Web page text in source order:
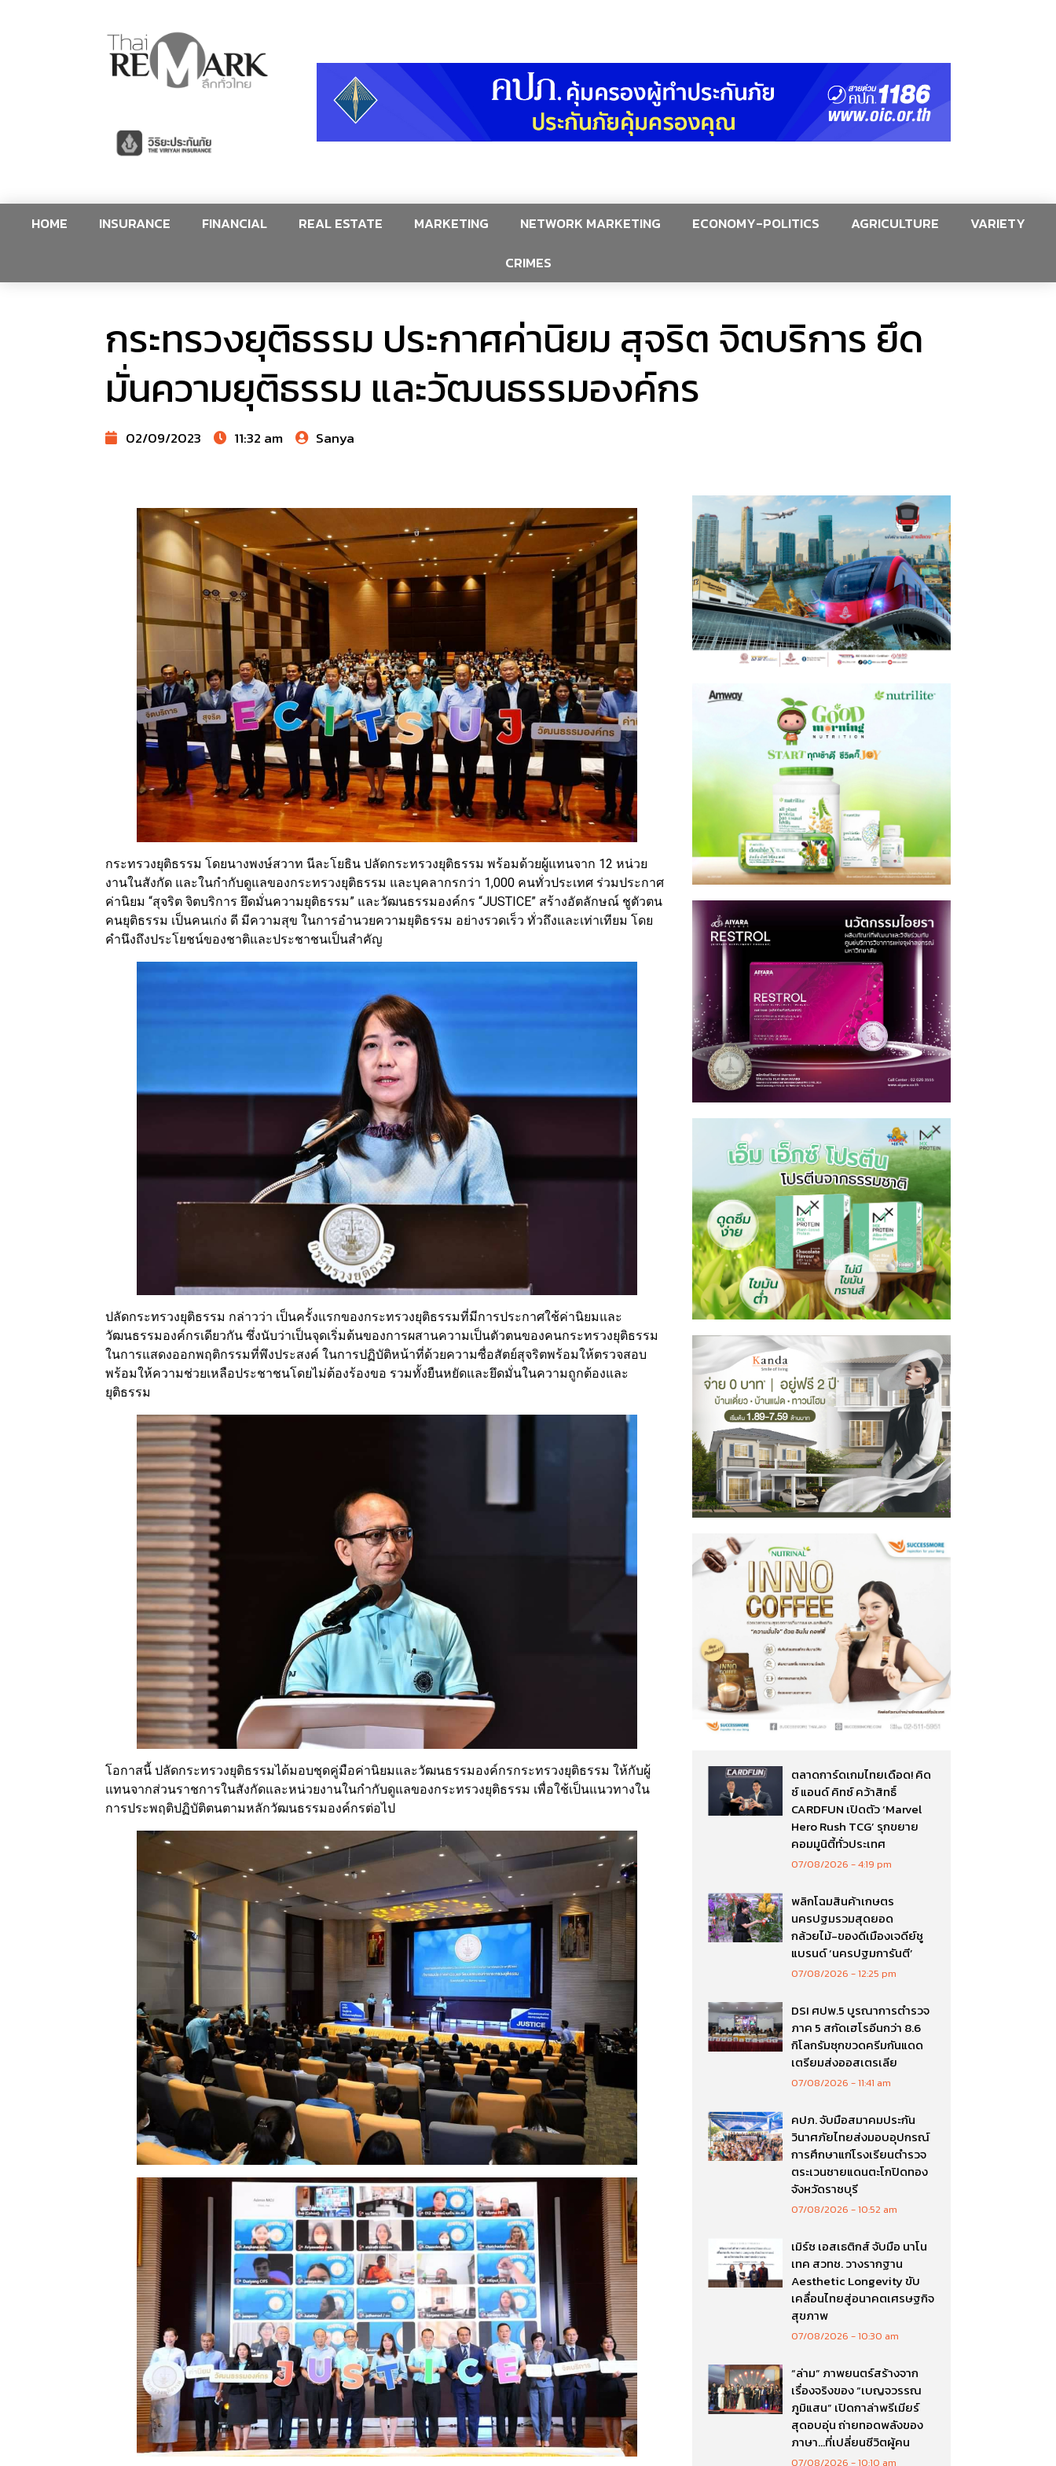
HOME INSURANCE FINANCIAL REAL ESTATE MARKETING NETWORK MARKETING ECONOMY-POLITICS AGRICULTURE
VARIETY
CRIMES
กระทรวงยุติธรรม ประกาศค่านิยม สุจริต จิตบริการ ยึด
มั่นความยุติธรรม และวัฒนธรรมองค์กร
02/09/2023 11:32 am Sanya
กระทรวงยุติธรรม โดยนางพงษ์สวาท นีละโยธิน ปลัดกระทรวงยุติธรรม พร้อมด้วยผู้แทนจาก 12 หน่วย
งานในสังกัด และในกำกับดูแลของกระทรวงยุติธรรม และบุคลากรกว่า 1,000 คนทั่วประเทศ ร่วมประกาศ
ค่านิยม “สุจริต จิตบริการ ยึดมั่นความยุติธรรม” และวัฒนธรรมองค์กร “JUSTICE” สร้างอัตลักษณ์ ชูตัวตน
คนยุติธรรม เป็นคนเก่ง ดี มีความสุข ในการอำนวยความยุติธรรม อย่างรวดเร็ว ทั่วถึงและเท่าเทียม โดย
คำนึงถึงประโยชน์ของชาติและประชาชนเป็นสำคัญ
ปลัดกระทรวงยุติธรรม กล่าวว่า เป็นครั้งแรกของกระทรวงยุติธรรมที่มีการประกาศใช้ค่านิยมและ
วัฒนธรรมองค์กรเดียวกัน ซึ่งนับว่าเป็นจุดเริ่มต้นของการผสานความเป็นตัวตนของคนกระทรวงยุติธรรม
ในการแสดงออกพฤติกรรมที่พึงประสงค์ ในการปฏิบัติหน้าที่ด้วยความซื่อสัตย์สุจริตพร้อมให้ตรวจสอบ
พร้อมให้ความช่วยเหลือประชาชนโดยไม่ต้องร้องขอ รวมทั้งยืนหยัดและยึดมั่นในความถูกต้องและ
ยุติธรรม
โอกาสนี้ ปลัดกระทรวงยุติธรรมได้มอบชุดคู่มือค่านิยมและวัฒนธรรมองค์กรกระทรวงยุติธรรม ให้กับผู้
แทนจากส่วนราชการในสังกัดและหน่วยงานในกำกับดูแลของกระทรวงยุติธรรม เพื่อใช้เป็นแนวทางใน
การประพฤติปฏิบัติตนตามหลักวัฒนธรรมองค์กรต่อไป
ตลาดการ์ดเกมไทยเดือด! คิด
ซ์ แอนด์ คิทซ์ คว้าสิทธิ์
CARDFUN เปิดตัว ‘Marvel
Hero Rush TCG’ รุกขยาย
คอมมูนิตี้ทั่วประเทศ
07/08/2026 4:19 pm
พลิกโฉมสินค้าเกษตร
นครปฐมรวมสุดยอด
กล้วยไม้-ของดีเมืองเจดีย์ชู
แบรนด์ ‘นครปฐมการันตี’
07/08/2026 12:25 pm
DSI ศปพ.5 บูรณาการตำรวจ
ภาค 5 สกัดเฮโรอีนกว่า 8.6
กิโลกรัมซุกขวดครีมกันแดด
เตรียมส่งออสเตรเลีย
07/08/2026 11:41 am
คปภ. จับมือสมาคมประกัน
วินาศภัยไทยส่งมอบอุปกรณ์
การศึกษาแก่โรงเรียนตำรวจ
ตระเวนชายแดนตะโกปิดทอง
จังหวัดราชบุรี
07/08/2026 10:52 am
เมิร์ซ เอสเธติกส์ จับมือ นาโน
เทค สวทช. วางรากฐาน
Aesthetic Longevity ขับ
เคลื่อนไทยสู่อนาคตเศรษฐกิจ
สุขภาพ
07/08/2026 10:30 am
“ล่าม” ภาพยนตร์สร้างจาก
เรื่องจริงของ “เบญจวรรณ
ภูมิแสน” เปิดกาล่าพรีเมียร์
สุดอบอุ่น ถ่ายทอดพลังของ
ภาษา…ที่เปลี่ยนชีวิตผู้คน
07/08/2026 10:10 am